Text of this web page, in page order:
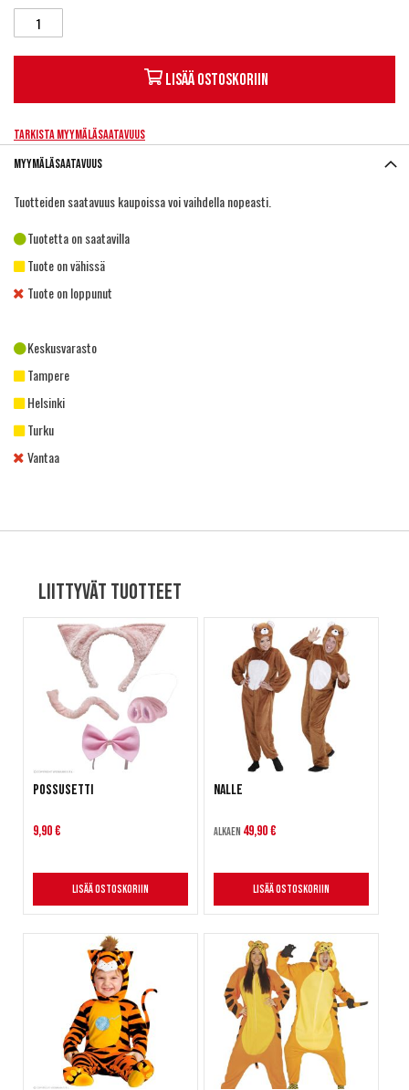
Lisää ostoskoriin
Tarkista myymäläsaatavuus
Myymäläsaatavuus
Tuotteiden saatavuus kaupoissa voi vaihdella nopeasti.
Tuotetta on saatavilla
Tuote on vähissä
Tuote on loppunut
Keskusvarasto
Tampere
Helsinki
Turku
Vantaa
Liittyvät tuotteet
Possusetti
9,90 €
Lisää ostoskoriin
Nalle
Alkaen 49,90 €
Lisää ostoskoriin